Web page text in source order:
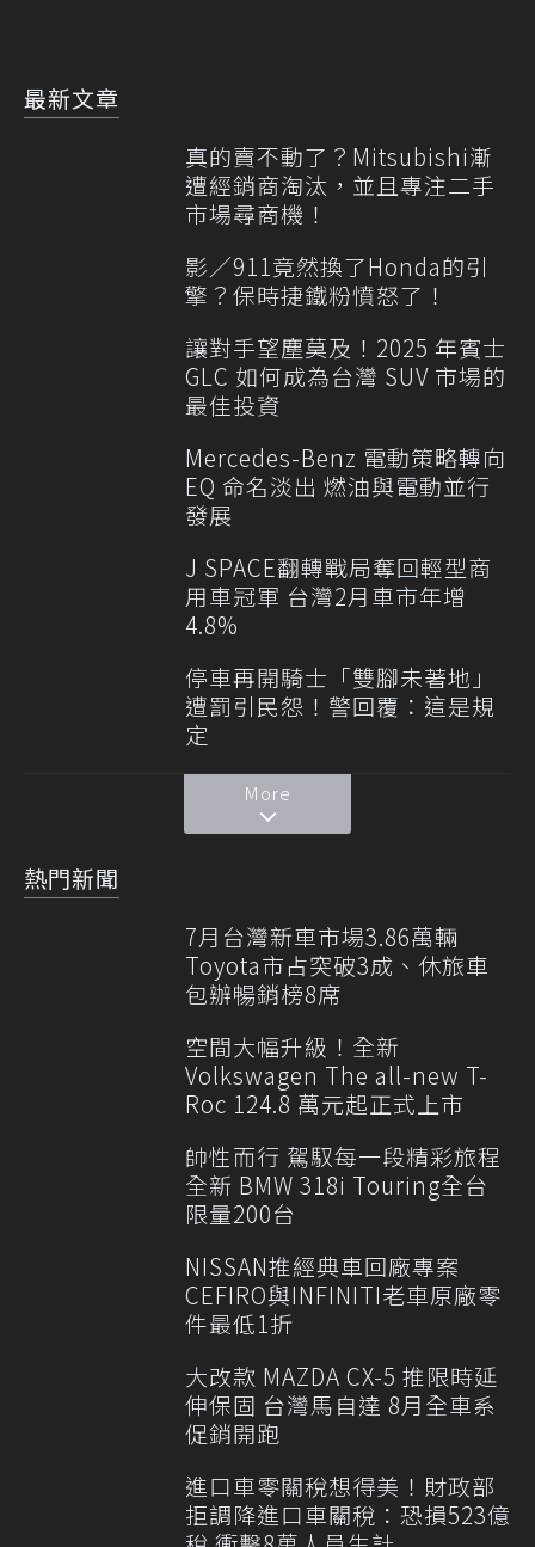
最新文章
真的賣不動了？Mitsubishi漸
遭經銷商淘汰，並且專注二手
市場尋商機！
影／911竟然換了Honda的引
擎？保時捷鐵粉憤怒了！
讓對手望塵莫及！2025 年賓士
GLC 如何成為台灣 SUV 市場的
最佳投資
Mercedes-Benz 電動策略轉向
EQ 命名淡出 燃油與電動並行
發展
J SPACE翻轉戰局奪回輕型商
用車冠軍 台灣2月車市年增
4.8%
停車再開騎士「雙腳未著地」
遭罰引民怨！警回覆：這是規
定
More
熱門新聞
7月台灣新車市場3.86萬輛
Toyota市占突破3成、休旅車
包辦暢銷榜8席
空間大幅升級！全新
Volkswagen The all-new T-
Roc 124.8 萬元起正式上市
帥性而行 駕馭每一段精彩旅程
全新 BMW 318i Touring全台
限量200台
NISSAN推經典車回廠專案
CEFIRO與INFINITI老車原廠零
件最低1折
大改款 MAZDA CX-5 推限時延
伸保固 台灣馬自達 8月全車系
促銷開跑
進口車零關稅想得美！財政部
拒調降進口車關稅：恐損523億